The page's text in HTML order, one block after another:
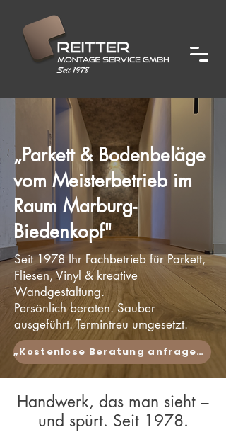
„Parkett & Bodenbeläge
vom Meisterbetrieb im
Raum Marburg-
Biedenkopf"
Seit 1978 Ihr Fachbetrieb für Parkett,
Fliesen, Vinyl & kreative
Wandgestaltung.
Persönlich beraten. Sauber
ausgeführt. Termintreu umgesetzt.
„Kostenlose Beratung anfragen“
Handwerk, das man sieht –
und spürt. Seit 1978.